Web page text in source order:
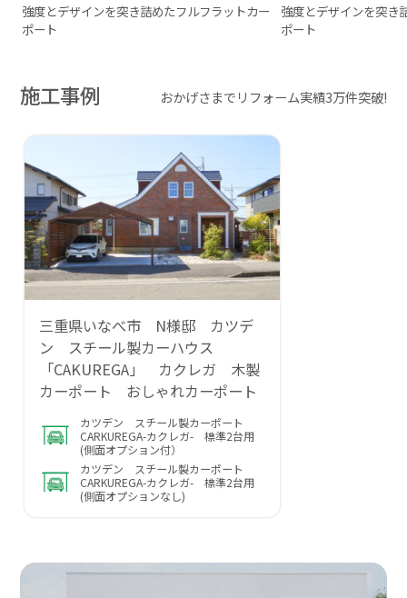
強度とデザインを突き詰めたフルフラットカー
ポート
強度とデザインを突き
ポート
施工事例 おかげさまでリフォーム実績3万件突破!
三重県いなべ市 N様邸 カツデ
ン スチール製カーハウス
「CAKUREGA」 カクレガ 木製
カーポート おしゃれカーポート
カツデン スチール製カーポート
CARKUREGA-カクレガ- 標準2台用
(側面オプション付）
カツデン スチール製カーポート
CARKUREGA-カクレガ- 標準2台用
(側面オプションなし)